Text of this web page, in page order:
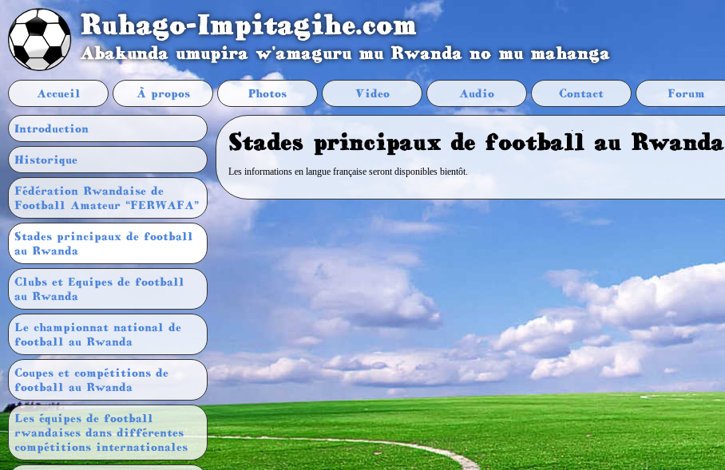
Ruhago-Impitagihe.com
Abakunda umupira w'amaguru mu Rwanda no mu mahanga
Accueil À propos Photos Video Audio Contact Forum
Introduction
Historique
Fédération Rwandaise de
Football Amateur “FERWAFA”
Stades principaux de football
au Rwanda
Clubs et Equipes de football
au Rwanda
Le championnat national de
football au Rwanda
Coupes et compétitions de
football au Rwanda
Les équipes de football
rwandaises dans différentes
compétitions internationales
Stades principaux de football au Rwanda
Les informations en langue française seront disponibles bientôt.